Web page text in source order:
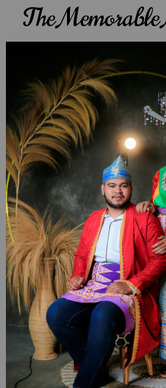
The